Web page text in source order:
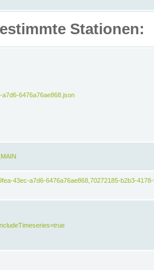
Stationen:
6476a76ae868.json
43ec-a7d6-6476a76ae868,70272185-b2b3-